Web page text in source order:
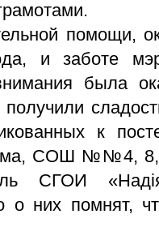
помощи,
и заботе
была
к
СОШ №№4, 8,
СГОИ
о них помнят,